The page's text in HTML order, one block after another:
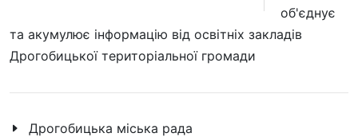
об'єднує
та акумулює інформацію від освітніх закладів
Дрогобицької територіальної громади
Дрогобицька міська рада